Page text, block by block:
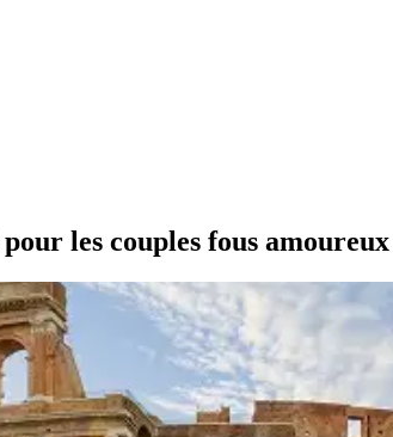
les couples fous amoureux